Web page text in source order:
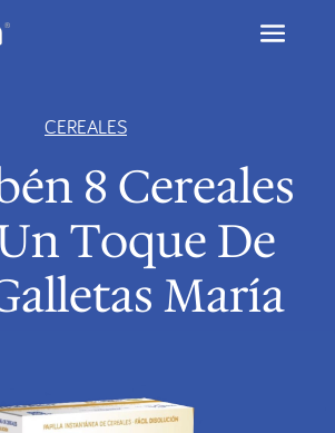
CEREALES
8 Cereales
Toque De
María